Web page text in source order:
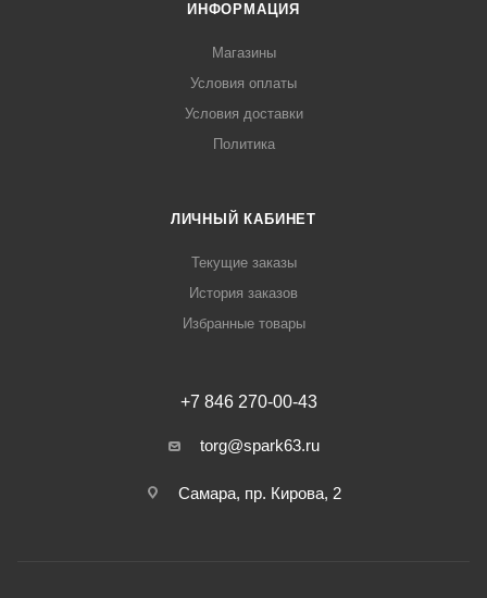
ИНФОРМАЦИЯ
Магазины
Условия оплаты
Условия доставки
Политика
ЛИЧНЫЙ КАБИНЕТ
Текущие заказы
История заказов
Избранные товары
+7 846 270-00-43
torg@spark63.ru
Самара, пр. Кирова, 2